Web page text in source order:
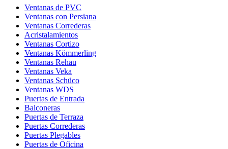
Ventanas de PVC
Ventanas con Persiana
Ventanas Correderas
Acristalamientos
Ventanas Cortizo
Ventanas Kömmerling
Ventanas Rehau
Ventanas Veka
Ventanas Schüco
Ventanas WDS
Puertas de Entrada
Balconeras
Puertas de Terraza
Puertas Correderas
Puertas Plegables
Puertas de Oficina